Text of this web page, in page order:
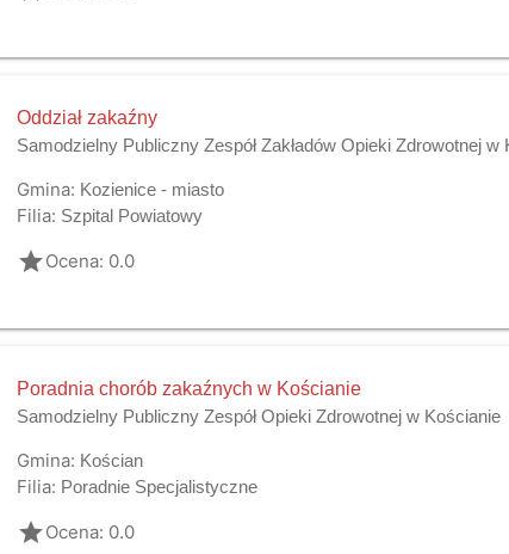
Oddział zakaźny
Samodzielny Publiczny Zespół Zakładów Opieki Zdrowotnej w
Gmina: Kozienice - miasto
Filia: Szpital Powiatowy
gradeOcena: 0.0
Poradnia chorób zakaźnych w Kościanie
Samodzielny Publiczny Zespół Opieki Zdrowotnej w Kościanie
Gmina: Kościan
Filia: Poradnie Specjalistyczne
gradeOcena: 0.0